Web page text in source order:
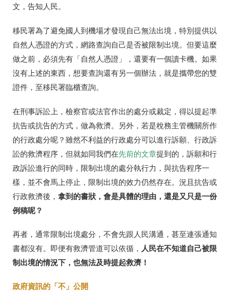
文，告知人民。
移民署為了避免國人到機場才發現自己無法出境，特別提供以
自然人憑證的方式，網路查詢自己是否被限制出境。但要這麼
做之前，必須先有「自然人憑證」，還要有一個讀卡機。如果
沒有上述的東西，想要查詢還有另一個辦法，就是攜帶您的雙
證件，至移民署臨櫃查詢。
在刑事訴訟上，檢察官或法官作出的處分或裁定，得以提起準
抗告或抗告的方式，做為救濟。另外，若是稅務主管機關所作
的行政處分呢？雖然不利益的行政處分可以進行訴願、行政訴
訟的救濟程序，但就如同我們在先前的文章提到的，訴願和行
政訴訟進行的同時，限制出境的處分執行力，與抗告程序一
樣，並不會馬上停止，限制出境的效力仍然存在。況且抗告或
行政救濟後， 拿到的書狀，會是具體的理由，還是又只是一份
例稿呢？
再者，通常限制出境處分，不會先跟人民溝通，甚至連張通知
書都沒有。即便有救濟管道可以依循， 人民在不知道自己被限
制出境的情況下，也無法及時提起救濟！
政府資訊的「不」公開